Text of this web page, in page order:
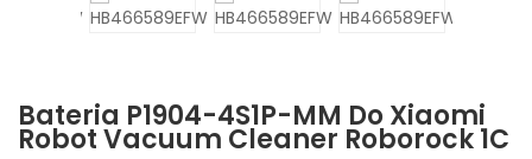
Bateria P1904-4S1P-MM Do Xiaomi
Robot Vacuum Cleaner Roborock 1C